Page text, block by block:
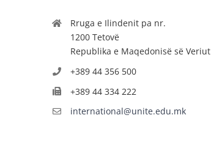
Rruga e Ilindenit pa nr.
1200 Tetovë
Republika e Maqedonisë së Veriut
+389 44 356 500
+389 44 334 222
international@unite.edu.mk